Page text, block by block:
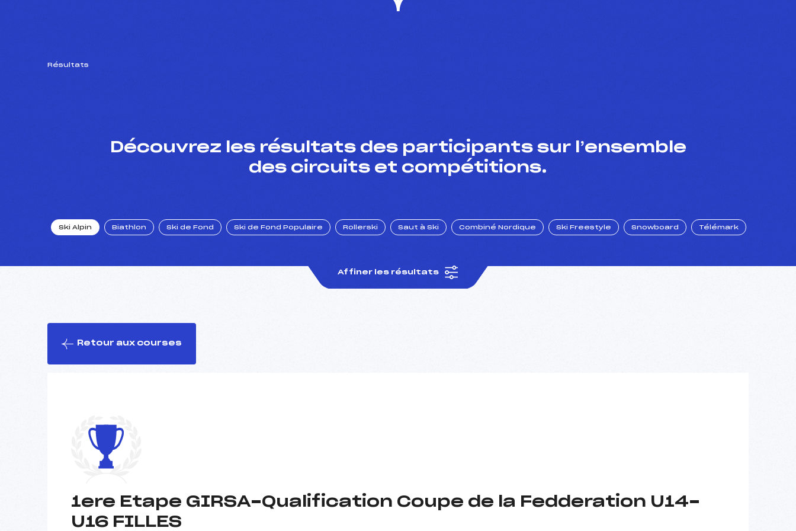
Résultats
Découvrez les résultats des participants sur l’ensemble
des circuits et compétitions.
Ski Alpin Biathlon Ski de Fond Ski de Fond Populaire Rollerski Saut à Ski Combiné Nordique Ski Freestyle Snowboard Télémark
Affiner les résultats
Retour aux courses
1ere Etape GIRSA-Qualification Coupe de la Fedderation U14-
U16 FILLES